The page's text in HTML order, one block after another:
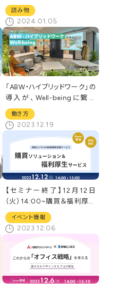
します
読み物
2024.01.05
「ABW・ハイブリッドワーク」の
導入が、Well-beingに繋が
る！【セミナーレポート】
働き方
2023.12.19
【セミナー終了】12月12日
（火）14:00~購買＆福利厚生
セミナーを開催
イベント情報
2023.12.06